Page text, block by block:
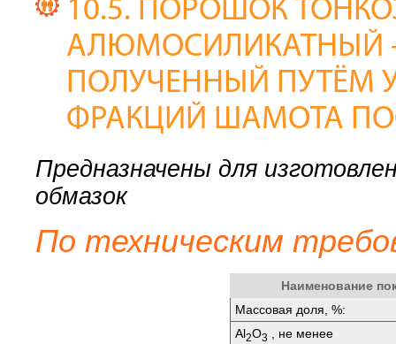
10.5. ПОРОШОК
АЛЮМОСИЛИКАТНЫЙ
ПОЛУЧЕННЫЙ ПУТЁМ
ФРАКЦИЙ ШАМОТА
Предназначены для
обмазок
По техническим
Наименование
Массовая доля, %:
Аl2O3
, не менее